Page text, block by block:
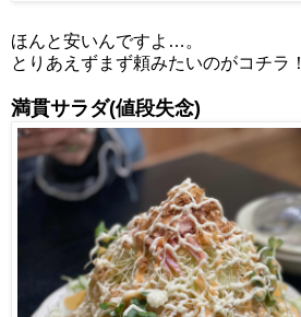
ほんと安いんですよ…。
とりあえずまず頼みたいのがコチラ！
満貫サラダ(値段失念)